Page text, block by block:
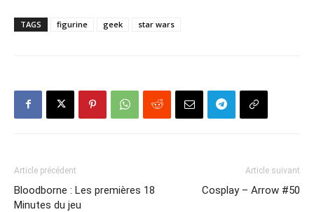
TAGS figurine geek star wars
Article précédent
Bloodborne : Les premières 18
Minutes du jeu
Article suivant
Cosplay – Arrow #50